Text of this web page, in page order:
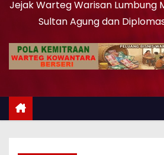
Jejak Warteg Warisan Lumbung
Sultan Agung dan